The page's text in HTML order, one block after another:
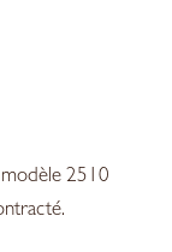
modèle 2510